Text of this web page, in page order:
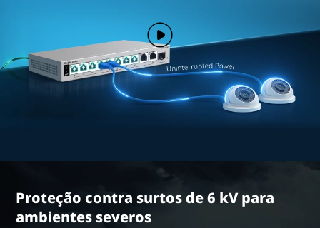
Proteção contra surtos de 6 kV para
ambientes severos